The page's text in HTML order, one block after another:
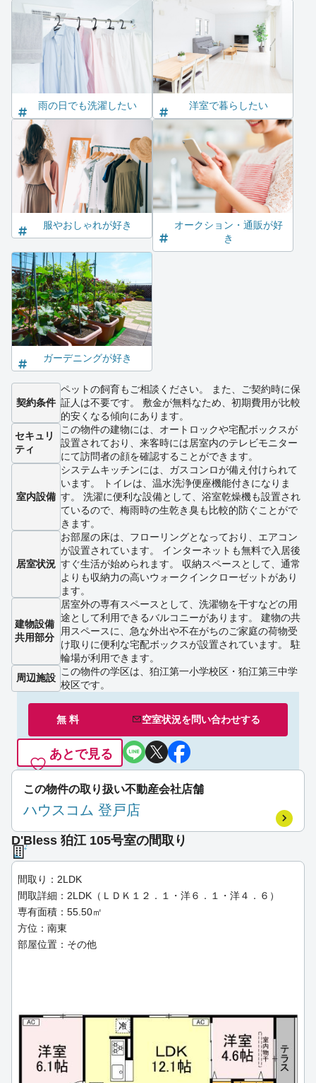
雨の日でも洗濯したい 洋室で暮らしたい
服やおしゃれが好き
オークション・通販が好
き
ガーデニングが好き
契約条件
ペットの飼育もご相談ください。 また、ご契約時に保
証人は不要です。 敷金が無料なため、初期費用が比較
的安くなる傾向にあります。
セキュリ
ティ
この物件の建物には、オートロックや宅配ボックスが
設置されており、来客時には居室内のテレビモニター
にて訪問者の顔を確認することができます。
室内設備
システムキッチンには、ガスコンロが備え付けられて
います。 トイレは、温水洗浄便座機能付きになりま
す。 洗濯に便利な設備として、浴室乾燥機も設置され
ているので、梅雨時の生乾き臭も比較的防ぐことがで
きます。
居室状況
お部屋の床は、フローリングとなっており、エアコン
が設置されています。 インターネットも無料で入居後
すぐ生活が始められます。 収納スペースとして、通常
よりも収納力の高いウォークインクローゼットがあり
ます。
建物設備
共用部分
居室外の専有スペースとして、洗濯物を干すなどの用
途として利用できるバルコニーがあります。 建物の共
用スペースに、急な外出や不在がちのご家庭の荷物受
け取りに便利な宅配ボックスが設置されています。 駐
輪場が利用できます。
周辺施設
この物件の学区は、狛江第一小学校区・狛江第三中学
校区です。
無 料 空室状況を問い合わせする
あとで見る
この物件の取り扱い不動産会社店舗
ハウスコム 登戸店
D'Bless 狛江 105号室の間取り
間取り：2LDK
間取詳細：2LDK（ＬＤＫ１２．１・洋６．１・洋４．６）
専有面積：55.50㎡
方位：南東
部屋位置：その他